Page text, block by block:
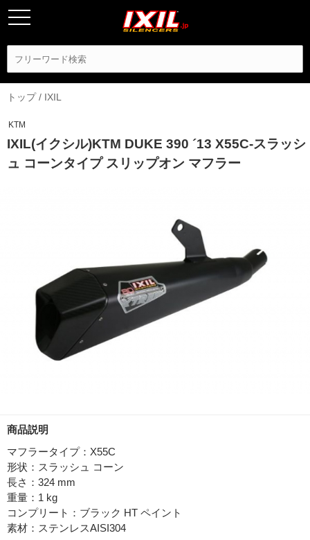
トップ/ IXIL
KTM
IXIL(イクシル)KTM DUKE 390 ´13 X55C-スラッシ
ュ コーンタイプ スリップオン マフラー
商品説明
マフラータイプ：X55C
形状：スラッシュ コーン
長さ：324 mm
重量：1 kg
コンプリート：ブラック HT ペイント
素材：ステンレスAISI304